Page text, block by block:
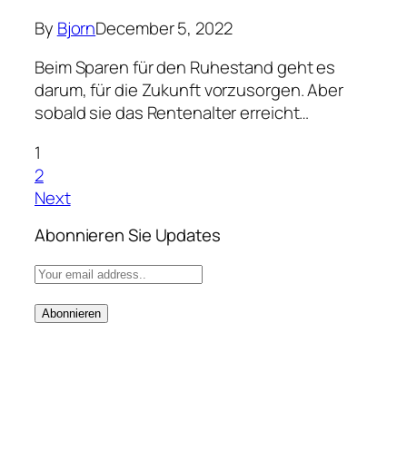
By BjornDecember 5, 2022
Beim Sparen für den Ruhestand geht es
darum, für die Zukunft vorzusorgen. Aber
sobald sie das Rentenalter erreicht…
1
2
Next
Abonnieren Sie Updates